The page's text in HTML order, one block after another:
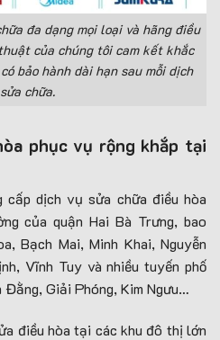
đa dạng mọi loại và hãng điều
của chúng tôi cam kết khắc
bảo hành dài hạn sau mỗi dịch
chữa.
phục vụ rộng khắp tại
cấp dịch vụ sửa chữa điều hòa
của quận Hai Bà Trưng, bao
Bạch Mai, Minh Khai, Nguyễn
Vĩnh Tuy và nhiều tuyến phố
Giải Phóng, Kim Ngưu…
điều hòa tại các khu đô thị lớn